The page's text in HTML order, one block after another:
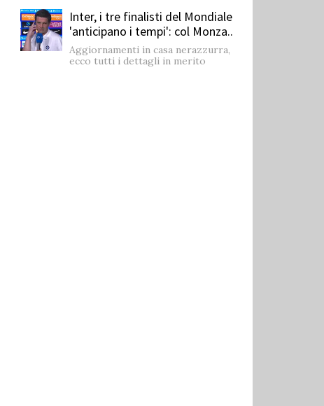
Inter, i tre finalisti del Mondiale
'anticipano i tempi': col Monza..
Aggiornamenti in casa nerazzurra,
ecco tutti i dettagli in merito